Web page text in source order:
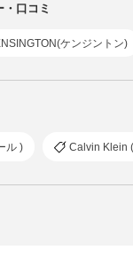
口コミ
ケンジントン)
ル ) Calvin Klein